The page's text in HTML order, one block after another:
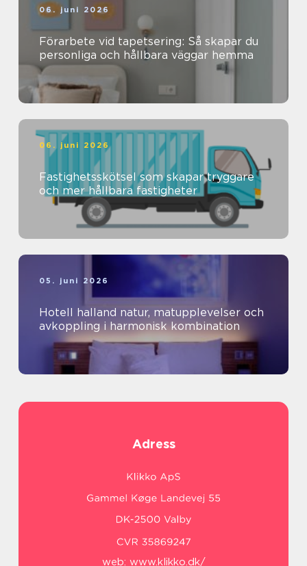
06. juni 2026
Förarbete vid tapetsering: Så skapar du
personliga och hållbara väggar hemma
06. juni 2026
Fastighetsskötsel som skapar tryggare
och mer hållbara fastigheter
05. juni 2026
Hotell halland natur, matupplevelser och
avkoppling i harmonisk kombination
Adress
web: www.klikko.dk/